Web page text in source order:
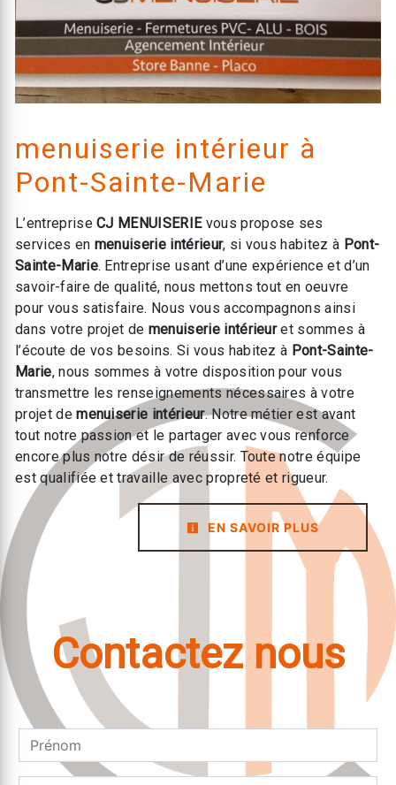
menuiserie intérieur à
Pont-Sainte-Marie
L’entrepriseCJ MENUISERIEvous propose ses
services en menuiserie intérieur, si vous habitez à Pont-
Sainte-Marie. Entreprise usant d’une expérience et d’un
savoir-faire de qualité, nous mettons tout en oeuvre
pour vous satisfaire. Nous vous accompagnons ainsi
dans votre projet de menuiserie intérieuret sommes à
l’écoute de vos besoins. Si vous habitez à Pont-Sainte-
Marie, nous sommes à votre disposition pour vous
transmettre les renseignements nécessaires à votre
projet demenuiserie intérieur. Notre métier est avant
tout notre passion et le partager avec vous renforce
encore plus notre désir de réussir. Toute notre équipe
est qualifiée et travaille avec propreté et rigueur.
EN SAVOIR PLUS
Contactez nous